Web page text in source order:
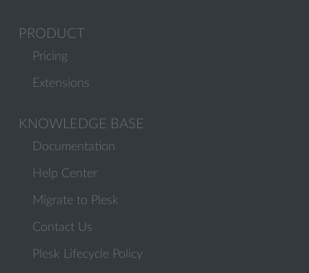
PRODUCT
Pricing
Extensions
KNOWLEDGE BASE
Documentation
Help Center
Migrate to Plesk
Contact Us
Plesk Lifecycle Policy